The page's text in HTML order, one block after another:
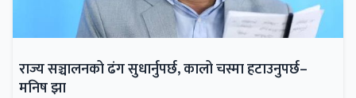
राज्य सञ्चालनको ढंग सुधार्नुपर्छ, कालो चस्मा हटाउनुपर्छ–
मनिष झा